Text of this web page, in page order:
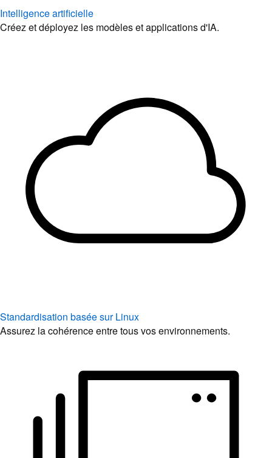
Intelligence artificielle
Créez et déployez les modèles et applications d'IA.
Standardisation basée sur Linux
Assurez la cohérence entre tous vos environnements.